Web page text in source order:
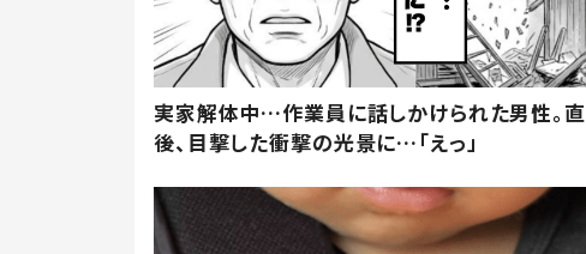
実家解体中…作業員に話しかけられた男性。直
後、目撃した衝撃の光景に…「えっ」